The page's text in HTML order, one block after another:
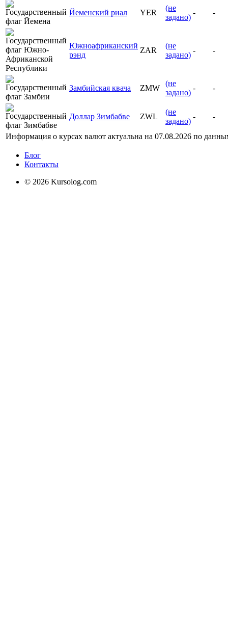
Йеменский риал YER
(не
задано)
- -
Южноафриканский
рэнд
ZAR
(не
задано)
- -
Замбийская квача ZMW
(не
задано)
- -
Доллар Зимбабве ZWL
(не
задано)
- -
Информация о курсах валют актуальна на 07.08.2026 по
Блог
Контакты
© 2026 Kursolog.com